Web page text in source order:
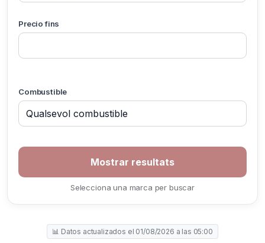
Precio fins
Combustible
Selecciona una marca per buscar
📊 Datos actualizados el 01/08/2026 a las 05:00